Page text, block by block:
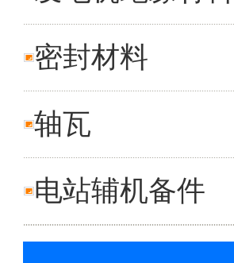
密封材料
轴瓦
电站辅机备件